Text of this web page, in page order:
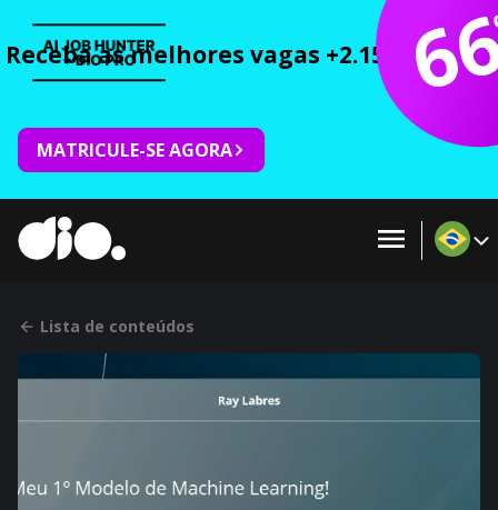
Receba as melhores vagas +2.150 cursos
MATRICULE-SE AGORA
Lista de conteúdos